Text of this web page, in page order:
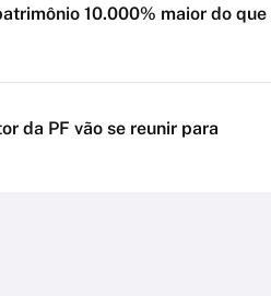
10.000% maior do que
da PF vão se reunir para